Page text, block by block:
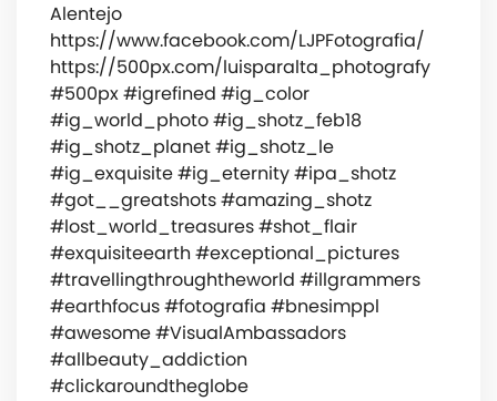
Alentejo
https://www.facebook.com/LJPFotografia/
https://500px.com/luisparalta_photografy
#500px #igrefined #ig_color
#ig_world_photo #ig_shotz_feb18
#ig_shotz_planet #ig_shotz_le
#ig_exquisite #ig_eternity #ipa_shotz
#got__greatshots #amazing_shotz
#lost_world_treasures #shot_flair
#exquisiteearth #exceptional_pictures
#travellingthroughtheworld #illgrammers
#earthfocus #fotografia #bnesimppl
#awesome #VisualAmbassadors
#allbeauty_addiction
#clickaroundtheglobe